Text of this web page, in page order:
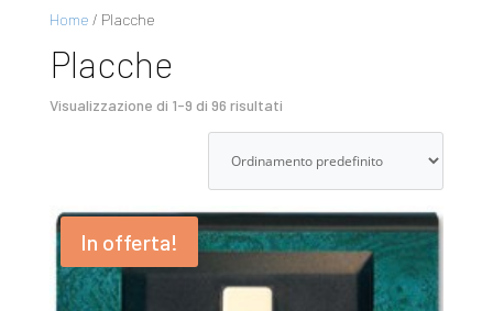
Home / Placche
Placche
Visualizzazione di 1-9 di 96 risultati
In offerta!